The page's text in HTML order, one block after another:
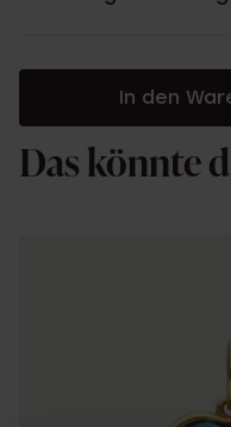
In den
Das könnte